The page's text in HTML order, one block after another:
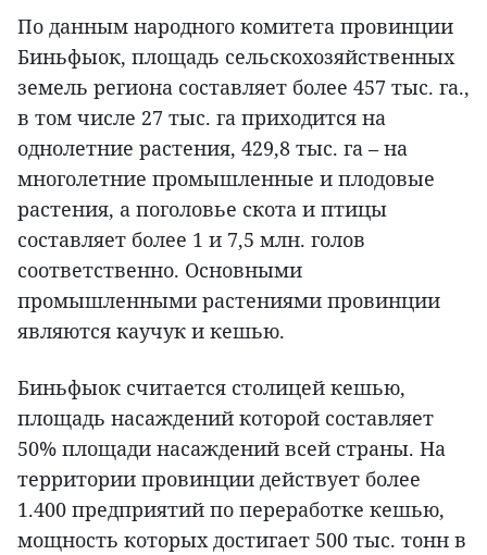
По данным народного комитета провинции
Биньфыок, площадь сельскохозяйственных
земель региона составляет более 457 тыс. га.,
в том числе 27 тыс. га приходится на
однолетние растения, 429,8 тыс. га – на
многолетние промышленные и плодовые
растения, а поголовье скота и птицы
составляет более 1 и 7,5 млн. голов
соответственно. Основными
промышленными растениями провинции
являются каучук и кешью.
Биньфыок считается столицей кешью,
площадь насаждений которой составляет
50% площади насаждений всей страны. На
территории провинции действует более
1.400 предприятий по переработке кешью,
мощность которых достигает 500 тыс. тонн в